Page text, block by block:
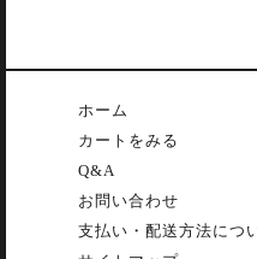
ホーム
カートをみる
Q&A
お問い合わせ
支払い・配送方法につ